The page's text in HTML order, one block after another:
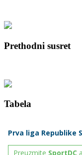
Prethodni susret
Tabela